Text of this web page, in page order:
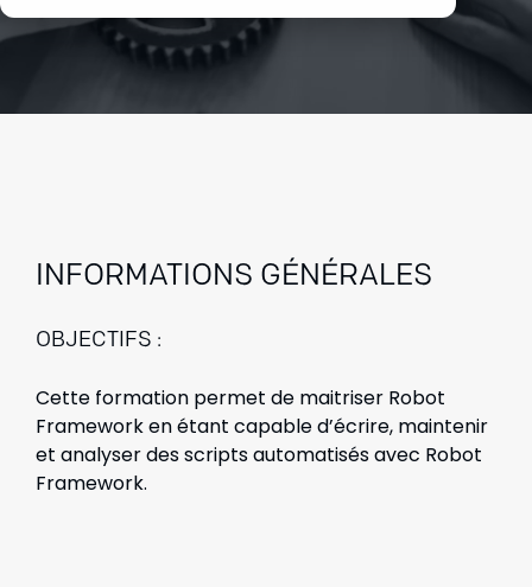
INFORMATIONS GÉNÉRALES
OBJECTIFS :
Cette formation permet de maitriser Robot
Framework en étant capable d’écrire, maintenir
et analyser des scripts automatisés avec Robot
Framework.